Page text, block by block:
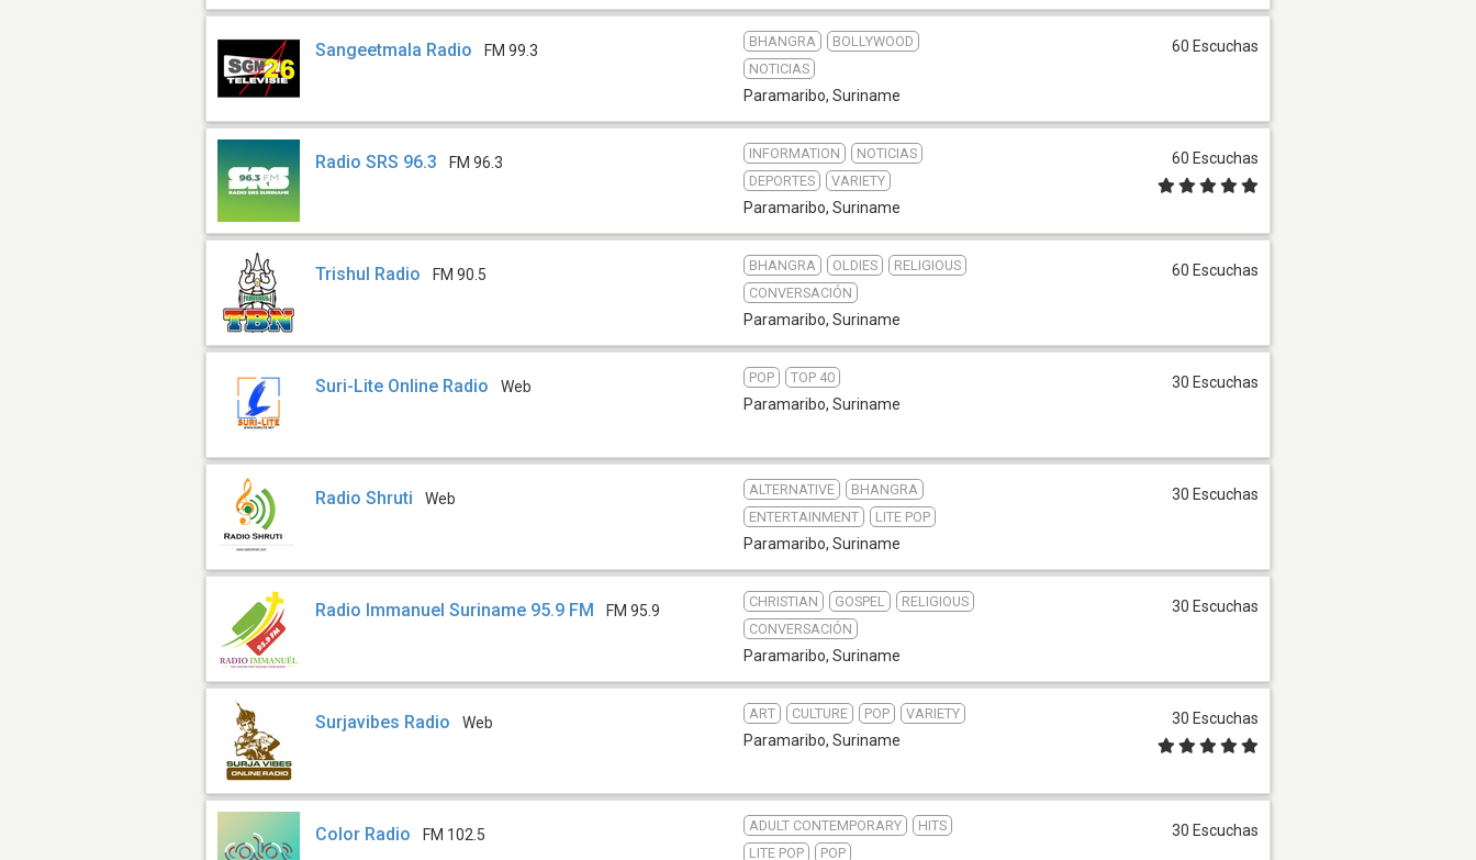
Sangeetmala Radio FM 99.3
BHANGRA
BOLLYWOOD
NOTICIAS
Paramaribo, Suriname
60 Escuchas
Radio SRS 96.3 FM 96.3
INFORMATION
NOTICIAS
DEPORTES
VARIETY
Paramaribo, Suriname
60 Escuchas
Trishul Radio FM 90.5
BHANGRA OLDIES
RELIGIOUS
CONVERSACIÓN
Paramaribo, Suriname
60 Escuchas
Suri-Lite Online Radio Web
POP TOP 40
Paramaribo, Suriname
30 Escuchas
Radio Shruti Web
ALTERNATIVE
BHANGRA
ENTERTAINMENT
LITE POP
Paramaribo, Suriname
30 Escuchas
Radio Immanuel Suriname 95.9 FM FM 95.9
CHRISTIAN GOSPEL
RELIGIOUS
CONVERSACIÓN
Paramaribo, Suriname
30 Escuchas
Surjavibes Radio Web
ART CULTURE POP VARIETY
Paramaribo, Suriname
30 Escuchas
Color Radio FM 102.5
ADULT CONTEMPORARY
HITS
LITE POP
POP
30 Escuchas